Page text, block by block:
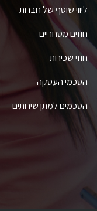
ליווי שוטף של חברות
חוזים מסחריים
חוזי שכירות
הסכמי העסקה
הסכמים למתן שירותים